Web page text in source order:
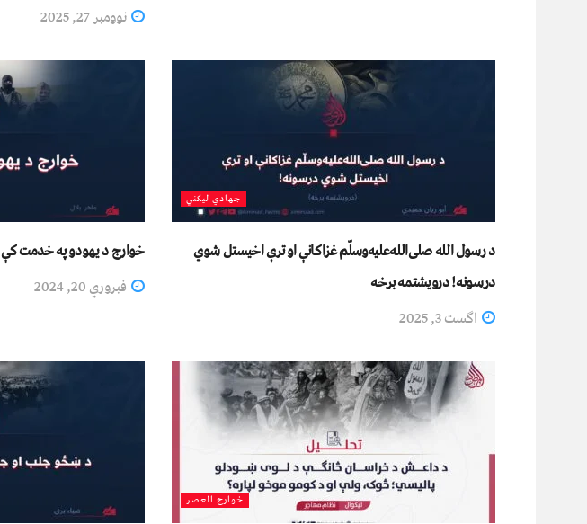
نوومبر 27, 2025
جهادي لیکني
د رسول الله صلی‌الله‌علیه‌وسلّم غزاکانې او ترې اخیستل شوي
درسونه! درویشتمه برخه
اگست 3, 2025
خوارج د یهودو په خدمت کې
فبروري 20, 2024
خوارج العصر